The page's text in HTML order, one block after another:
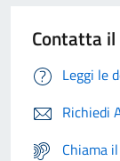
Contatta
Leggi le
Richiedi
Chiama